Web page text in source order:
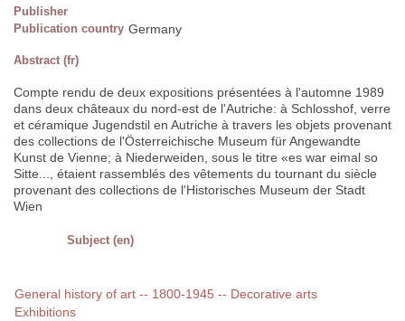
Publisher
Publication country Germany
Abstract (fr)
Compte rendu de deux expositions présentées à l'automne 1989
dans deux châteaux du nord-est de l'Autriche: à Schlosshof, verre
et céramique Jugendstil en Autriche à travers les objets provenant
des collections de l'Österreichische Museum für Angewandte
Kunst de Vienne; à Niederweiden, sous le titre «es war eimal so
Sitte..., étaient rassemblés des vêtements du tournant du siècle
provenant des collections de l'Historisches Museum der Stadt
Wien
Subject (en)
General history of art -- 1800-1945 -- Decorative arts
Exhibitions